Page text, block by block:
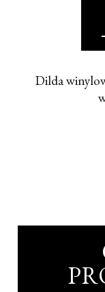
Dilda